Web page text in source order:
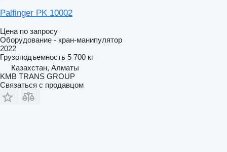
Palfinger PK 10002
Цена по запросу
Оборудование - кран-манипулятор
2022
Грузоподъемность 5 700 кг
Казахстан, Алматы
KMB TRANS GROUP
Связаться с продавцом